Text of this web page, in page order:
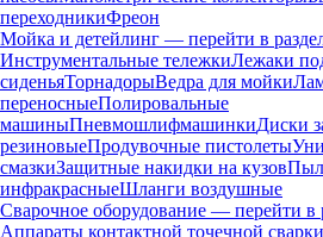
переходникиФреон
Мойка и детейлинг — перейти в
Инструментальные тележкиЛежаки
сиденьяТорнадорыВедра для мойки
переносныеПолировальные
машиныПневмошлифмашинкиДиски
резиновыеПродувочные пистолеты
смазкиЗащитные накидки на кузов
инфракрасныеШланги воздушные
Сварочное оборудование — перейти в
Аппараты контактной точечной